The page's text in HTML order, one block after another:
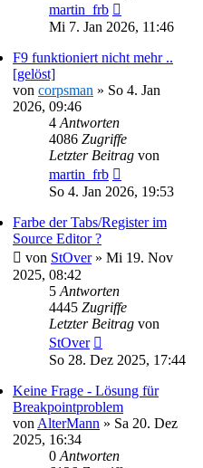
martin_frb
Mi 7. Jan 2026, 11:46
F9 funktioniert nicht mehr ..
[gelöst]
von corpsman » So 4. Jan
2026, 09:46
4 Antworten
4086 Zugriffe
Letzter Beitrag von
martin_frb
So 4. Jan 2026, 19:53
Farbe der Tabs/Register im
Source Editor ?
von StOver» Mi 19. Nov
2025, 08:42
5 Antworten
4445 Zugriffe
Letzter Beitrag von
StOver
So 28. Dez 2025, 17:44
Keine Frage - Lösung für
Breakpointproblem
von AlterMann » Sa 20. Dez
2025, 16:34
0 Antworten